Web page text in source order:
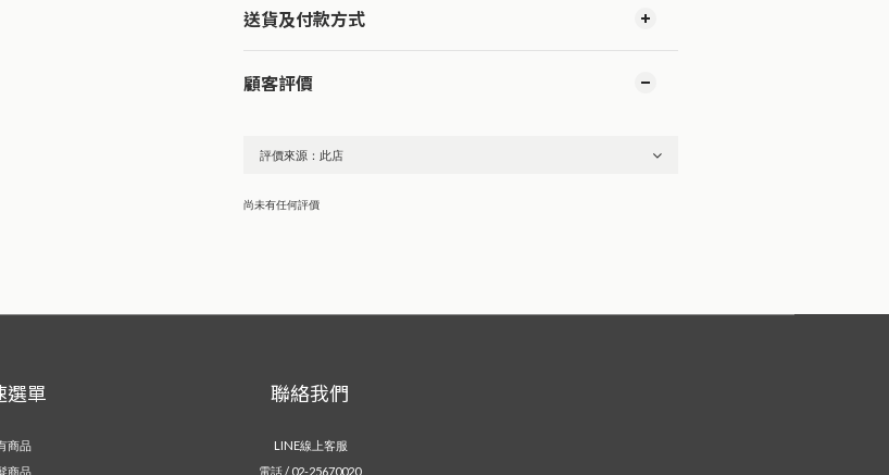
送貨及付款方式
顧客評價
尚未有任何評價
選單
商品
商品
聯絡我們
LINE線上客服
電話 / 02-25670020